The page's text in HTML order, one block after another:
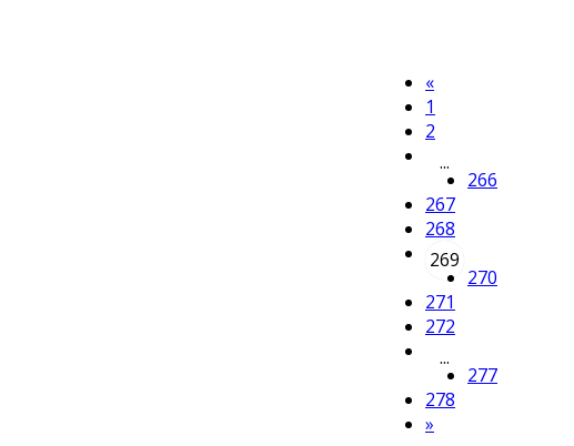
«
1
2
...
266
267
268
269
270
271
272
...
277
278
»